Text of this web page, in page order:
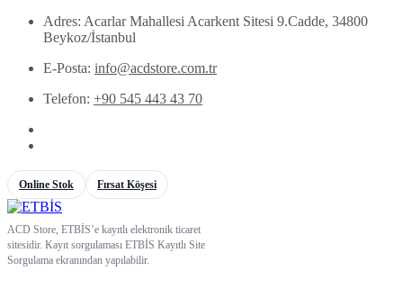
Adres: Acarlar Mahallesi Acarkent Sitesi 9.Cadde, 34800
Beykoz/İstanbul
E-Posta: info@acdstore.com.tr
Telefon: +90 545 443 43 70
Online Stok Fırsat Köşesi
ACD Store, ETBİS’e kayıtlı elektronik ticaret
sitesidir. Kayıt sorgulaması ETBİS Kayıtlı Site
Sorgulama ekranından yapılabilir.